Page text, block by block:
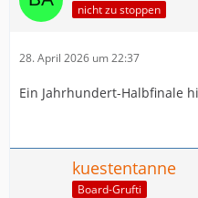
nicht zu stoppen
28. April 2026 um 22:37
Ein Jahrhundert-Halbfinale
kuestentanne
Board-Grufti